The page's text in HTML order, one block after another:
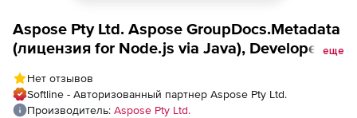
Aspose Pty Ltd. Aspose GroupDocs.Metadata
(лицензия for Node.js via Java), Developer
еще
Нет отзывов
Softline - Авторизованный партнер Aspose Pty Ltd.
Производитель: Aspose Pty Ltd.